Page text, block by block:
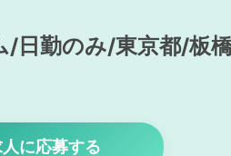
日勤のみ/東京都/板
に応募する